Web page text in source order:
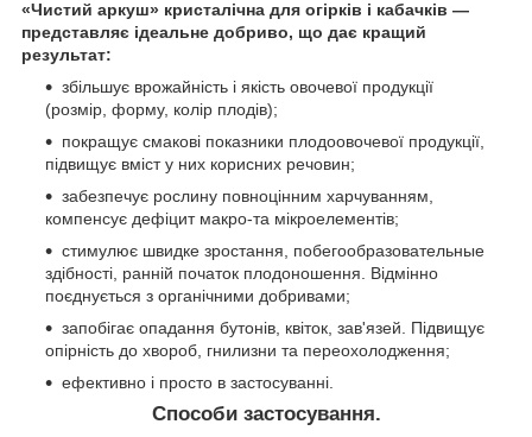
«Чистий аркуш» кристалічна для огірків і кабачків —
представляє ідеальне добриво, що дає кращий
результат:
збільшує врожайність і якість овочевої продукції
(розмір, форму, колір плодів);
покращує смакові показники плодоовочевої продукції,
підвищує вміст у них корисних речовин;
забезпечує рослину повноцінним харчуванням,
компенсує дефіцит макро-та мікроелементів;
стимулює швидке зростання, побегообразовательные
здібності, ранній початок плодоношення. Відмінно
поєднується з органічними добривами;
запобігає опадання бутонів, квіток, зав'язей. Підвищує
опірність до хвороб, гнилизни та переохолодження;
ефективно і просто в застосуванні.
Способи застосування.